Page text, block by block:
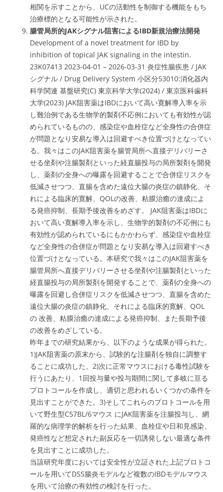
相関を示すことから、UCの活動性を制御する機能をもち
治療標的となる可能性が示された。
腸管局所的JAKシグナル阻害によるIBD新規治療法開発
Development of a novel treatment for IBD by
inhibition of topical JAK signaling in the intestin.
23K07413 2023-04-01 – 2026-03-31 炎症性腸疾患 / JAK
シグナル / Drug Delivery System 小区分53010:消化器内
科学関連 基盤研究(C) 東京科学大学(2024) / 東京医科歯科
大学(2023) JAK阻害薬はIBDにおいて高い寛解導入率を示
し難治例である生物学的製剤不応例においても有効性が認
められているものの、感染症や血栓症など全身性の合併症
が問題となり安易な導入は回避すべき位置づけとなってい
る。我々はこのJAK阻害薬を腸管局所へ直接デリバリーさ
せる坐剤や注腸製剤といった経直腸投与の局所製剤を開発
し、薬剤の全身への曝露を回避することで合併症リスクを
低減させつつ、直腸を含めた遠位大腸の炎症の鎮静化、そ
れによる臨床的寛解、QOLの改善、粘膜治癒の達成によ
る発癌抑制、長期予後改善をめざす。 JAK阻害薬はIBDに
おいて高い寛解導入率を示し、生物学的製剤の不応例にも
有効性が認められているにもかかわらず、感染症や血栓症
など全身性の合併症が問題となり安易な導入は回避すべき
位置づけとなっている。本研究で我々はこのJAK阻害薬を
腸管局所へ直接デリバリーさせる坐剤や注腸製剤といった
経直腸投与の局所製剤を開発することで、薬剤の全身への
曝露を回避し合併症リスクを低減させつつ、直腸を含めた
遠位大腸の炎症の鎮静化、それによる臨床的寛解、QOL
の 改善、粘膜治癒の達成による発癌抑制、また長期予後
の改善をめざしている。
昨年までの研究結果から、以下のような成果が得られた。
1)JAK阻害薬の原末から、試験的な注腸剤を独自に調整す
ることに成功した。2)次に正常マウスにおける毒性試験を
行うにあたり、1回投与量や投与期間に関して多岐に亘る
プロトコールを作成し、適切と思われるいくつかの条件を
見出すことができた。3)そしてこれらのプロトコールを用
いて野生型C57BL/6マウス にJAK阻害薬を注腸投与し、網
羅的な病理学的解析を行った結果、血栓症や日和見感染、
発癌性など想定された副反応を一切誘発しない最適な条件
を見出すことに成功した。
当該研究年度においては安全性が立証された上記プロトコ
ールを用いてDSS腸炎モデルなど複数のIBDモデルマウス
を用いて治療の有効性の検討を行った。